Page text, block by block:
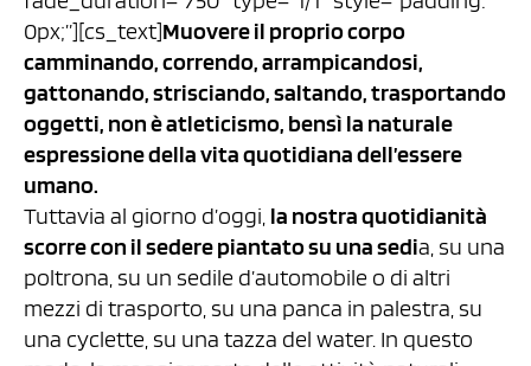
0px;”][cs_text]Muovere il proprio corpo
camminando, correndo, arrampicandosi,
gattonando, strisciando, saltando, trasportando
oggetti, non è atleticismo, bensì la naturale
espressione della vita quotidiana dell’essere
umano.
Tuttavia al giorno d’oggi, la nostra quotidianità
scorre con il sedere piantato su una sedia, su una
poltrona, su un sedile d’automobile o di altri
mezzi di trasporto, su una panca in palestra, su
una cyclette, su una tazza del water. In questo